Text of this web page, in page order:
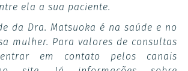
ela a sua paciente.
da Dra. Matsuoka é na saúde e no
mulher. Para valores de consultas
em contato pelos canais